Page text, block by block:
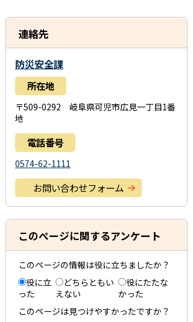
連絡先
防災安全課
所在地
〒509-0292 岐阜県可児市広見一丁目1番
地
電話番号
0574-62-1111
お問い合わせフォーム
このページに関するアンケート
このページの情報は役に立ちましたか？
役に立
った
どちらともい
えない
役にたたな
かった
このページは見つけやすかったですか？